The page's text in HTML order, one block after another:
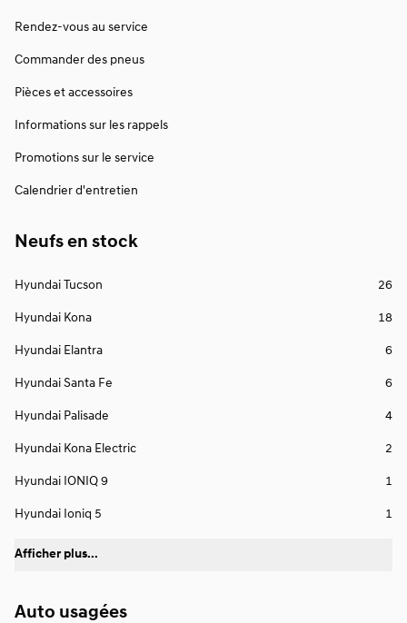
Rendez-vous au service
Commander des pneus
Pièces et accessoires
Informations sur les rappels
Promotions sur le service
Calendrier d'entretien
Neufs en stock
Hyundai Tucson 26
Hyundai Kona 18
Hyundai Elantra 6
Hyundai Santa Fe 6
Hyundai Palisade 4
Hyundai Kona Electric 2
Hyundai IONIQ 9 1
Hyundai Ioniq 5 1
Afficher plus...
Auto usagées